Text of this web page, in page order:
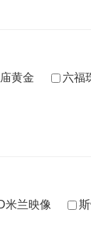
黄金 六福
米兰映像